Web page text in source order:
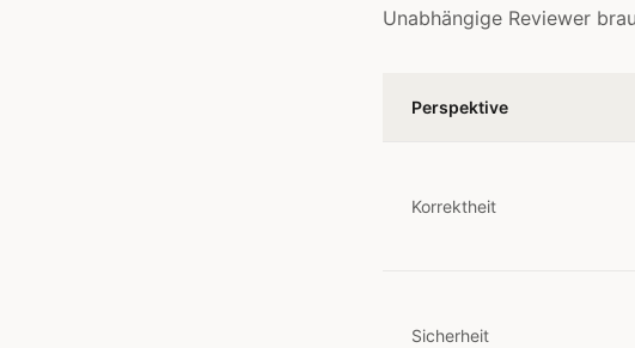
Unabhängige Reviewer
Perspektive
Korrektheit
Sicherheit